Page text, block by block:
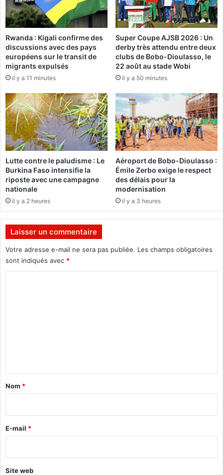
i
n
a
b
è
d
a
n
l
a
R
é
g
i
o
n
d
e
l
E
t
(
m
b
i
:
R
é
a
t
i
o
n
s
d
u
p
u
l
c
à
l
’
Rwanda : Kigali confirme des
discussions avec des pays
européens sur le transit de
migrants expulsés
il y a 11 minutes
Super Coupe AJSB 2026 : Un
derby très attendu entre deux
clubs de Bobo-Dioulasso, le
22 août au stade Wobi
il y a 50 minutes
Lutte contre le paludisme : Le
Burkina Faso intensifie la
riposte avec une campagne
nationale
il y a 2 heures
Aéroport de Bobo-Dioulasso :
Émile Zerbo exige le respect
des délais pour la
modernisation
il y a 3 heures
Laisser un commentaire
Votre adresse e-mail ne sera pas publiée. Les champs obligatoires
sont indiqués avec *
a
e
Nom *
E-mail *
Site web